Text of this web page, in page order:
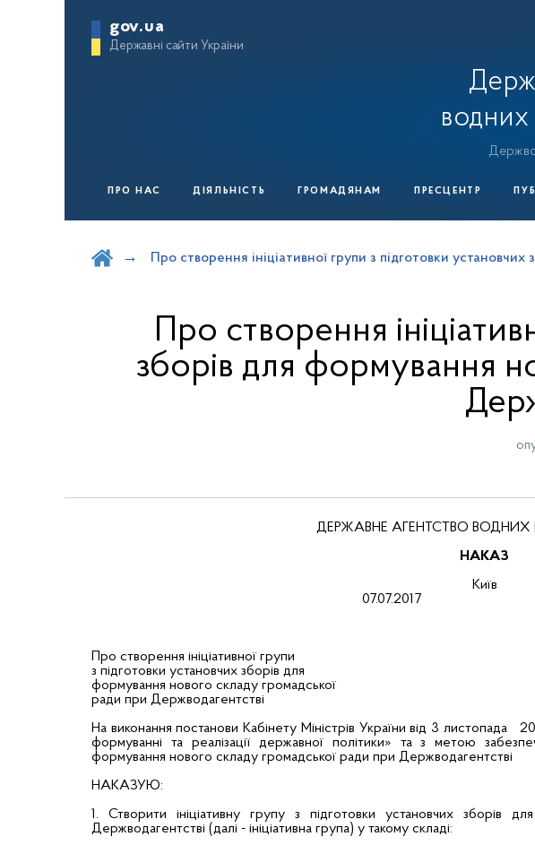
gov.ua
Державні сайти України
водних
ПРО НАС ДІЯЛЬНІСТЬ ГРОМАДЯНАМ ПРЕСЦЕНТР
Про створення ініціативної групи з підготовки
Про створення
зборів для формування
ДЕРЖАВНЕ АГЕНТСТВО ВОДНИХ
НАКАЗ
Київ
Про створення ініціативної групи
з підготовки установчих зборів для
формування нового складу громадської
ради при Держводагентстві
На виконання постанови Кабінету Міністрів України від 3
формуванні та реалізації державної політики» та з метою
формування нового складу громадської ради при Держводагентстві
НАКАЗУЮ:
1. Створити ініціативну групу з підготовки установчих зборів
Держводагентстві (далі - ініціативна група) у такому складі: